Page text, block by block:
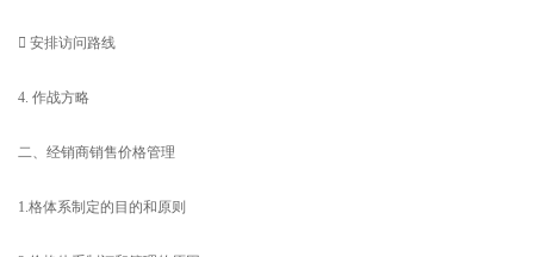
 安排访问路线
4. 作战方略
二、经销商销售价格管理
1.格体系制定的目的和原则